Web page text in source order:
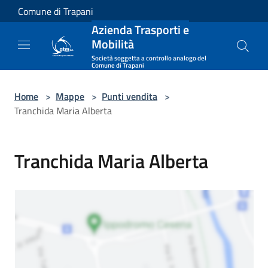
Salta al contenuto principale
Comune di Trapani
Azienda Trasporti e
Mobilità
Società soggetta a controllo analogo del
Comune di Trapani
Home > Mappe > Punti vendita >
Tranchida Maria Alberta
Tranchida Maria Alberta